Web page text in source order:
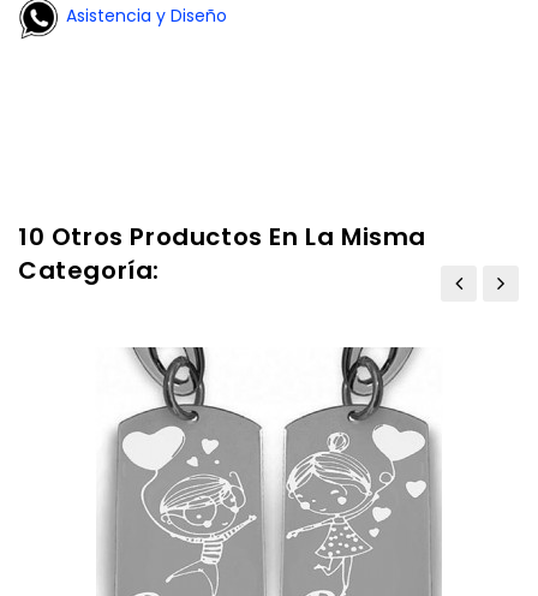
Asistencia y Diseño
10 Otros Productos En La Misma
Categoría: